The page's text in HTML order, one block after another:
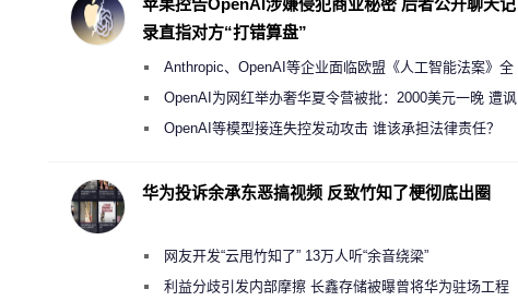
苹果控告OpenAI涉嫌侵犯商业秘密 后者公开聊天记
录直指对方“打错算盘”
Anthropic、OpenAI等企业面临欧盟《人工智能法案》全
新执法权限审查
OpenAI为网红举办奢华夏令营被批：2000美元一晚 遭讽
“反乌托邦”
OpenAI等模型接连失控发动攻击 谁该承担法律责任？
华为投诉余承东恶搞视频 反致竹知了梗彻底出圈
网友开发“云甩竹知了” 13万人听“余音绕梁”
利益分歧引发内部摩擦 长鑫存储被曝曾将华为驻场工程